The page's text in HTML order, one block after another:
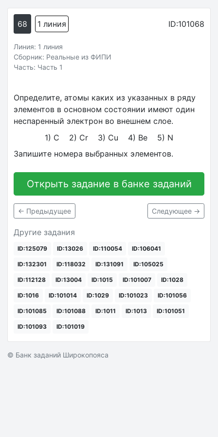
68 1 линия ID:101068
Линия: 1 линия
Сборник: Реальные из ФИПИ
Часть: Часть 1
Определите, атомы каких из указанных в ряду
элементов в основном состоянии имеют один
неспаренный электрон во внешнем слое.
1) C 2) Cr 3) Cu 4) Be 5) N
Запишите номера выбранных элементов.
Открыть задание в банке заданий
← Предыдущее Следующее →
Другие задания
ID:125079 ID:13026 ID:110054 ID:106041
ID:132301 ID:118032 ID:131091 ID:105025
ID:112128 ID:13004 ID:1015 ID:101007 ID:1028
ID:1016 ID:101014 ID:1029 ID:101023 ID:101056
ID:101085 ID:101088 ID:1011 ID:1013 ID:101051
ID:101093 ID:101019
© Банк заданий Широкопояса